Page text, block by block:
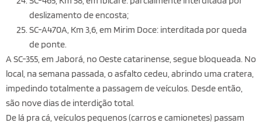
deslizamento de encosta;
SC-A470A, Km 3,6, em Mirim Doce: interditada por queda
de ponte.
A SC-355, em Jaborá, no Oeste catarinense, segue bloqueada. No
local, na semana passada, o asfalto cedeu, abrindo uma cratera,
impedindo totalmente a passagem de veículos. Desde então,
são nove dias de interdição total.
De lá pra cá, veículos pequenos (carros e camionetes) passam